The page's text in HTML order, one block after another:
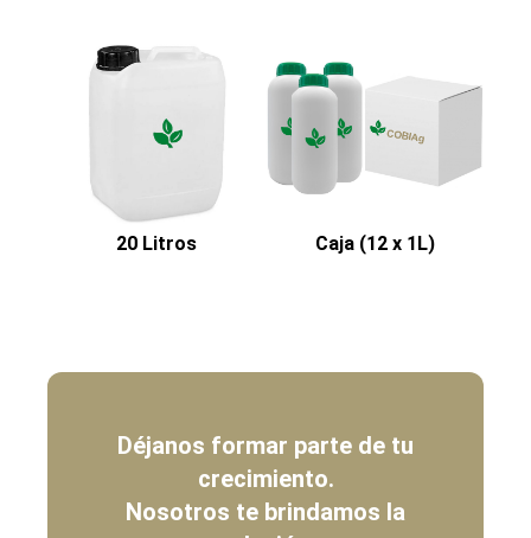
20 Litros Caja (12 x 1L)
Déjanos formar parte de tu
crecimiento.
Nosotros te brindamos la